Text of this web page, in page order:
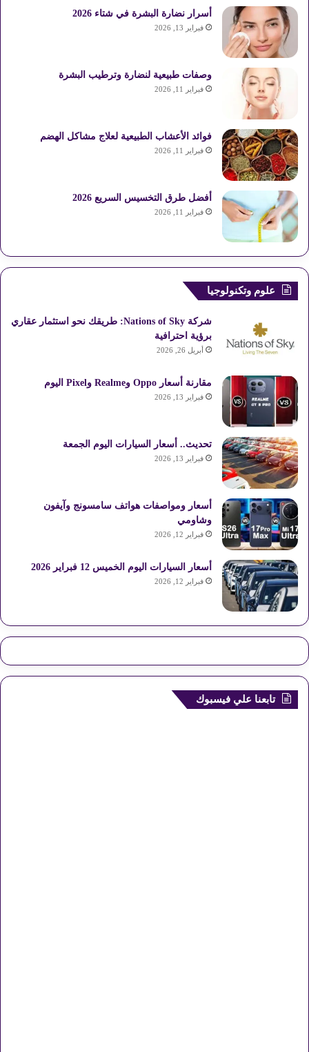
أسرار نضارة البشرة في شتاء 2026
فبراير 13, 2026
وصفات طبيعية لنضارة وترطيب البشرة
فبراير 11, 2026
فوائد الأعشاب الطبيعية لعلاج مشاكل الهضم
فبراير 11, 2026
أفضل طرق التخسيس السريع 2026
فبراير 11, 2026
علوم وتكنولوجيا
شركة Nations of Sky: طريقك نحو استثمار عقاري
برؤية احترافية
أبريل 26, 2026
مقارنة أسعار Oppo وRealme وPixel اليوم
فبراير 13, 2026
تحديث.. أسعار السيارات اليوم الجمعة
فبراير 13, 2026
أسعار ومواصفات هواتف سامسونج وآيفون
وشاومي
فبراير 12, 2026
أسعار السيارات اليوم الخميس 12 فبراير 2026
فبراير 12, 2026
تابعنا علي فيسبوك